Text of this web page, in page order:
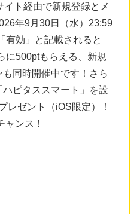
イト経由で新規登録とメ
年9月30日（水）23:59
有効」と記載されると
に500ptもらえる、新規
同時開催中です！さら
ピタススマート」を設
レゼント（iOS限定）！
ャンス！